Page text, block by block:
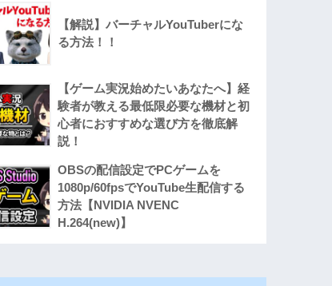
【解説】バーチャルYouTuberにな
る方法！！
【ゲーム実況始めたいあなたへ】経
験者が教える最低限必要な機材と初
心者におすすめな選び方を徹底解
説！
OBSの配信設定でPCゲームを
1080p/60fpsでYouTube生配信する
方法【NVIDIA NVENC
H.264(new)】